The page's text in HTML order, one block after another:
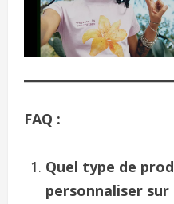
FAQ :
Quel type de
personnaliser sur